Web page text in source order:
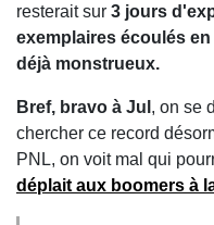
resterait sur 3 jours
exemplaires écoulés
déjà monstrueux.
Bref, bravo à Jul , on se
chercher ce record
PNL, on voit mal qui
déplait aux boomers à